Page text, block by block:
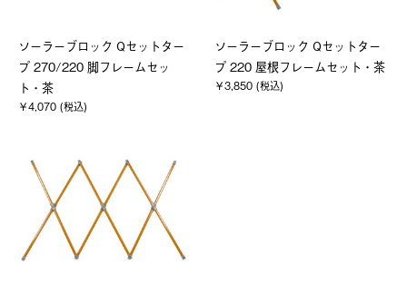
ソーラーブロック Qセットター
プ 270/220 脚フレームセッ
ト・茶
￥4,070 (税込)
ソーラーブロック Qセットター
プ 220 屋根フレームセット・茶
￥3,850 (税込)